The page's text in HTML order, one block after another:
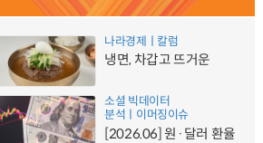
나라경제ㅣ칼럼
냉면, 차갑고 뜨거운
소셜 빅데이터
분석ㅣ이머징이슈
[2026.06] 원·달러 환율